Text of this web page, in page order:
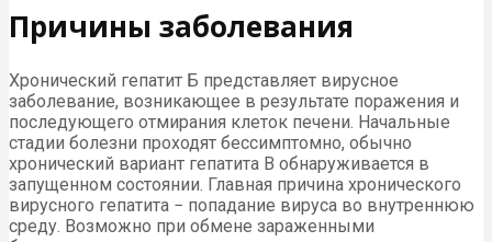
Причины заболевания
Хронический гепатит Б представляет вирусное
заболевание, возникающее в результате поражения и
последующего отмирания клеток печени. Начальные
стадии болезни проходят бессимптомно, обычно
хронический вариант гепатита B обнаруживается в
запущенном состоянии. Главная причина хронического
вирусного гепатита − попадание вируса во внутреннюю
среду. Возможно при обмене зараженными